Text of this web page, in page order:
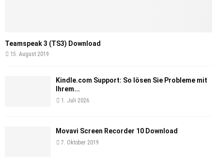
Teamspeak 3 (TS3) Download
15. August 2019
Kindle.com Support: So lösen Sie Probleme mit
Ihrem...
1. Juli 2026
Movavi Screen Recorder 10 Download
7. Oktober 2019